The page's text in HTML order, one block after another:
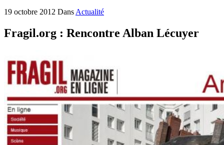
19 octobre 2012 Dans Actualité
Fragil.org : Rencontre Alban Lécuyer